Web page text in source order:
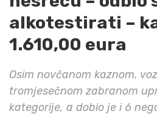
alkotestirati –
1.610,00 eura
Osim novčanom kaznom,
tromjesečnom zabranom
kategorije, a dobio je i 6